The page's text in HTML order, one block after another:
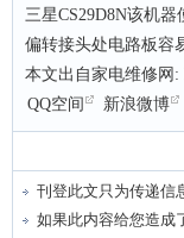
三星CS29D8N该机
偏转接头处电路板容
本文出自家电维修网:
QQ空间
新浪微博
刊登此文只为传递信
如果此内容给您造成